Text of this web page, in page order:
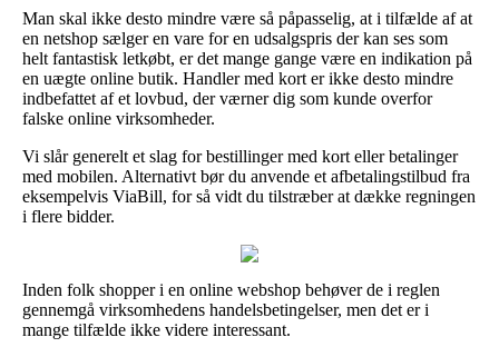
Man skal ikke desto mindre være så påpasselig, at i tilfælde af at
en netshop sælger en vare for en udsalgspris der kan ses som
helt fantastisk letkøbt, er det mange gange være en indikation på
en uægte online butik. Handler med kort er ikke desto mindre
indbefattet af et lovbud, der værner dig som kunde overfor
falske online virksomheder.
Vi slår generelt et slag for bestillinger med kort eller betalinger
med mobilen. Alternativt bør du anvende et afbetalingstilbud fra
eksempelvis ViaBill, for så vidt du tilstræber at dække regningen
i flere bidder.
Inden folk shopper i en online webshop behøver de i reglen
gennemgå virksomhedens handelsbetingelser, men det er i
mange tilfælde ikke videre interessant.